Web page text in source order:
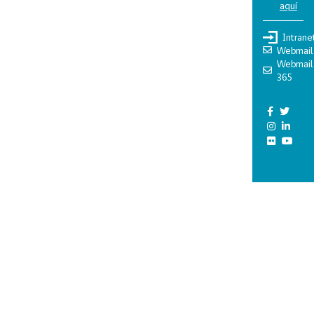
aquí
Webmail
Webmail
365